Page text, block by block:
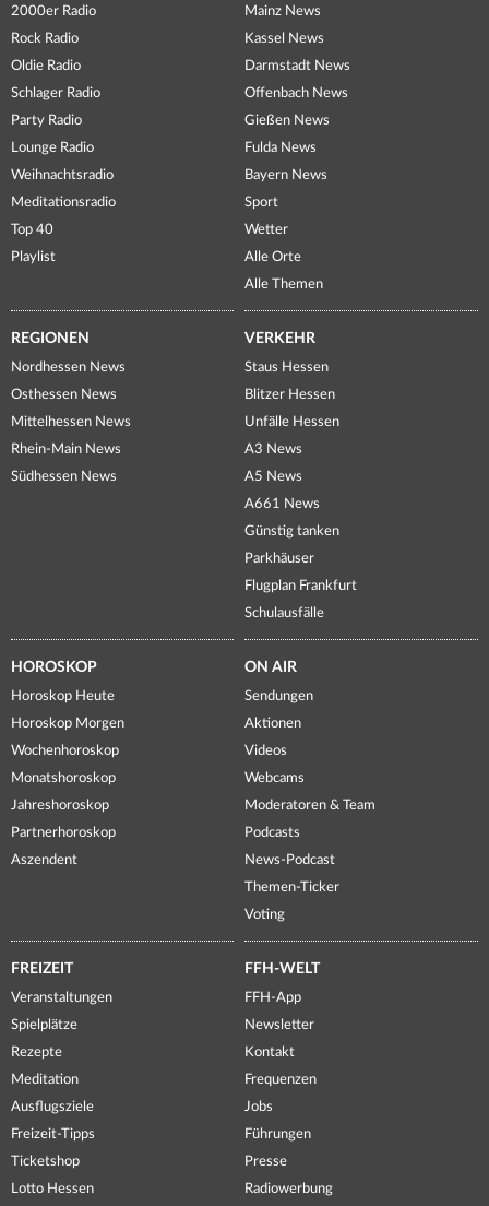
2000er Radio
Rock Radio
Oldie Radio
Schlager Radio
Party Radio
Lounge Radio
Weihnachtsradio
Meditationsradio
Top 40
Playlist
Mainz News
Kassel News
Darmstadt News
Offenbach News
Gießen News
Fulda News
Bayern News
Sport
Wetter
Alle Orte
Alle Themen
REGIONEN
Nordhessen News
Osthessen News
Mittelhessen News
Rhein-Main News
Südhessen News
VERKEHR
Staus Hessen
Blitzer Hessen
Unfälle Hessen
A3 News
A5 News
A661 News
Günstig tanken
Parkhäuser
Flugplan Frankfurt
Schulausfälle
HOROSKOP
Horoskop Heute
Horoskop Morgen
Wochenhoroskop
Monatshoroskop
Jahreshoroskop
Partnerhoroskop
Aszendent
ON AIR
Sendungen
Aktionen
Videos
Webcams
Moderatoren & Team
Podcasts
News-Podcast
Themen-Ticker
Voting
FREIZEIT
Veranstaltungen
Spielplätze
Rezepte
Meditation
Ausflugsziele
Freizeit-Tipps
Ticketshop
Lotto Hessen
FFH-WELT
FFH-App
Newsletter
Kontakt
Frequenzen
Jobs
Führungen
Presse
Radiowerbung